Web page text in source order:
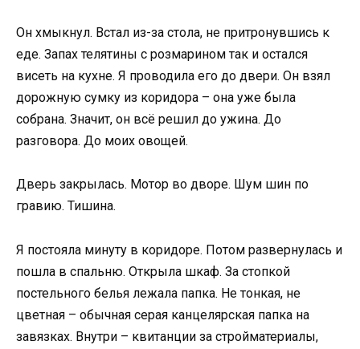
Он хмыкнул. Встал из-за стола, не притронувшись к
еде. Запах телятины с розмарином так и остался
висеть на кухне. Я проводила его до двери. Он взял
дорожную сумку из коридора – она уже была
собрана. Значит, он всё решил до ужина. До
разговора. До моих овощей.
Дверь закрылась. Мотор во дворе. Шум шин по
гравию. Тишина.
Я постояла минуту в коридоре. Потом развернулась и
пошла в спальню. Открыла шкаф. За стопкой
постельного белья лежала папка. Не тонкая, не
цветная – обычная серая канцелярская папка на
завязках. Внутри – квитанции за стройматериалы,